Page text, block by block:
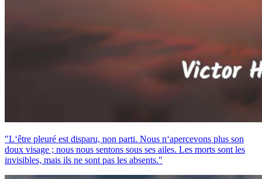
"L‘être pleuré est disparu, non parti. Nous n‘apercevons plus son
doux visage ; nous nous sentons sous ses ailes. Les morts sont les
invisibles, mais ils ne sont pas les absents."